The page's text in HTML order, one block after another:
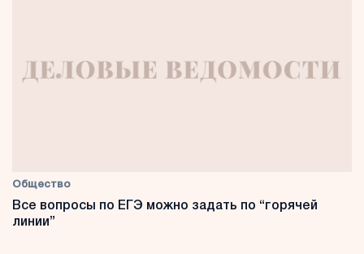
Общество
Все вопросы по ЕГЭ можно задать по “горячей
линии”